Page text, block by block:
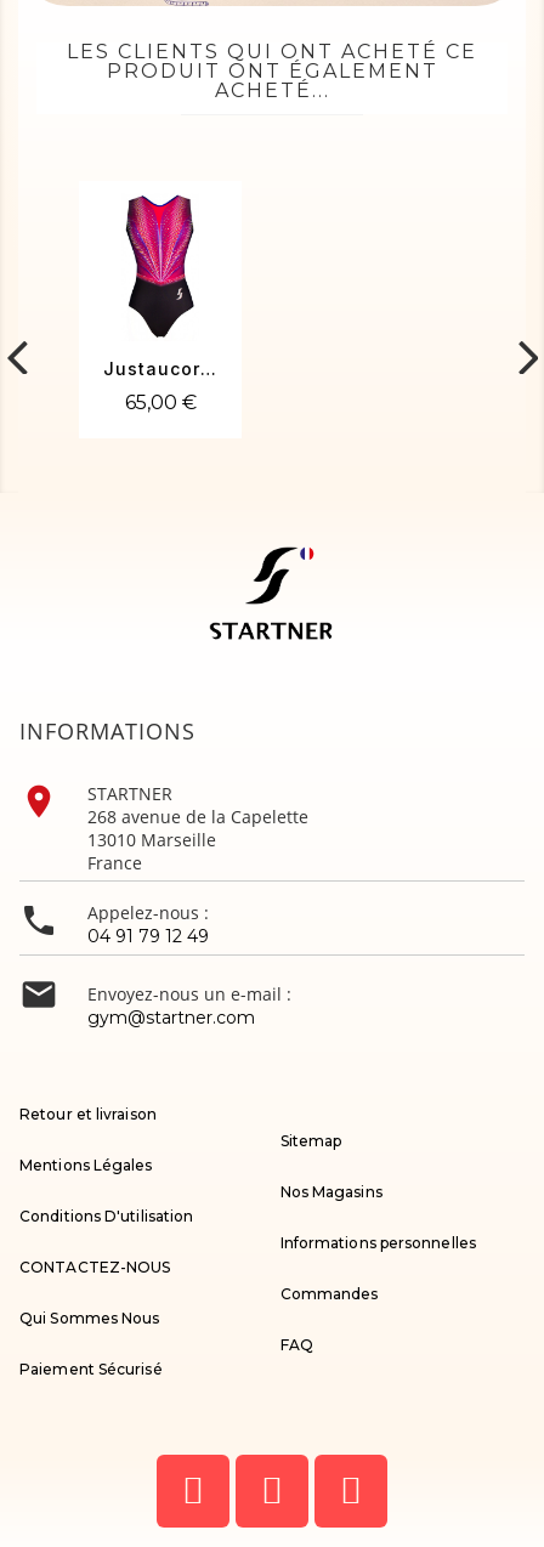
LES CLIENTS QUI ONT ACHETÉ CE
PRODUIT ONT ÉGALEMENT
ACHETÉ...
Justaucorps gym Sara-01
65,00 €
INFORMATIONS

STARTNER
268 avenue de la Capelette
13010 Marseille
France
 Appelez-nous :
04 91 79 12 49
 Envoyez-nous un e-mail :
gym@startner.com
Retour et livraison
Mentions Légales
Conditions D'utilisation
CONTACTEZ-NOUS
Qui Sommes Nous
Paiement Sécurisé
Sitemap
Nos Magasins
Informations personnelles
Commandes
FAQ